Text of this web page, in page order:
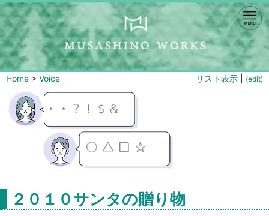
Home > Voice リスト表示 (edit)
２０１０サンタの贈り物